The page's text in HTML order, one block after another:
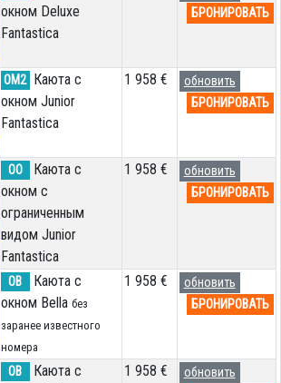
окном Deluxe
Fantastica
БРОНИРОВАТЬ
OM2
Каюта с
окном Junior
Fantastica
1 958 €
обновить
БРОНИРОВАТЬ
OO
Каюта с
окном с
ограниченным
видом Junior
Fantastica
1 958 €
обновить
БРОНИРОВАТЬ
OB
Каюта с
окном Bella без
заранее известного
номера
1 958 €
обновить
БРОНИРОВАТЬ
OB
Каюта с
1 958 €
обновить